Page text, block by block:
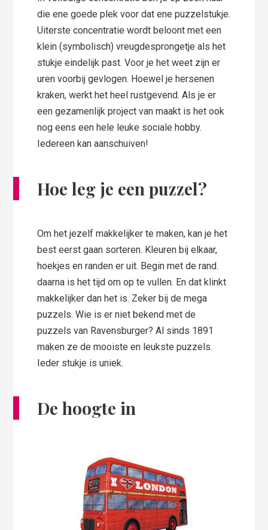
die ene goede plek voor dat ene puzzelstukje.
Uiterste concentratie wordt beloont met een
klein (symbolisch) vreugdesprongetje als het
stukje eindelijk past. Voor je het weet zijn er
uren voorbij gevlogen. Hoewel je hersenen
kraken, werkt het heel rustgevend. Als je er
een gezamenlijk project van maakt is het ook
nog eens een hele leuke sociale hobby.
Iedereen kan aanschuiven!
Hoe leg je een puzzel?
Om het jezelf makkelijker te maken, kan je het
best eerst gaan sorteren. Kleuren bij elkaar,
hoekjes en randen er uit. Begin met de rand.
daarna is het tijd om op te vullen. En dat klinkt
makkelijker dan het is. Zeker bij de mega
puzzels. Wie is er niet bekend met de
puzzels van Ravensburger? Al sinds 1891
maken ze de mooiste en leukste puzzels.
Ieder stukje is uniek.
De hoogte in